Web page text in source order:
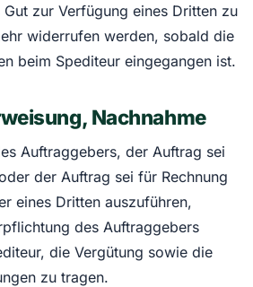
zur Verfügung eines Dritten zu
widerrufen werden, sobald die
beim Spediteur eingegangen ist.
Nachnahme
Auftraggebers, der Auftrag sei
der Auftrag sei für Rechnung
eines Dritten auszuführen,
des Auftraggebers
die Vergütung sowie die
zu tragen.